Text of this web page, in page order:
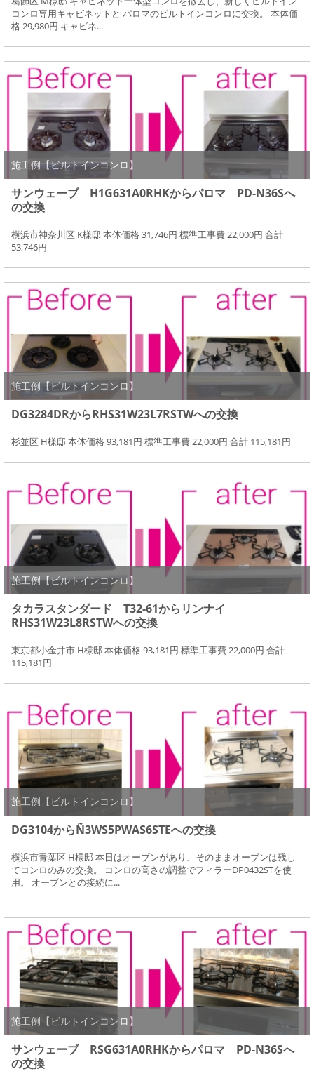
コンロ専用キャビネットと パロマのビルトインコンロに交換。 本体価
格 29,980円 キャビネ...
施工例【ビルトインコンロ】
サンウェーブ H1G631A0RHKからパロマ PD-N36Sへ
の交換
横浜市神奈川区 K様邸 本体価格 31,746円 標準工事費 22,000円 合計
53,746円
施工例【ビルトインコンロ】
DG3284DRからRHS31W23L7RSTWへの交換
杉並区 H様邸 本体価格 93,181円 標準工事費 22,000円 合計 115,181円
施工例【ビルトインコンロ】
タカラスタンダード T32-61からリンナイ
RHS31W23L8RSTWへの交換
東京都小金井市 H様邸 本体価格 93,181円 標準工事費 22,000円 合計
115,181円
施工例【ビルトインコンロ】
DG3104からÑ3WS5PWAS6STEへの交換
横浜市青葉区 H様邸 本日はオーブンがあり、そのままオーブンは残し
てコンロのみの交換。 コンロの高さの調整でフィラーDP0432STを使
用。 オーブンとの接続に...
施工例【ビルトインコンロ】
サンウェーブ RSG631A0RHKからパロマ PD-N36Sへ
の交換